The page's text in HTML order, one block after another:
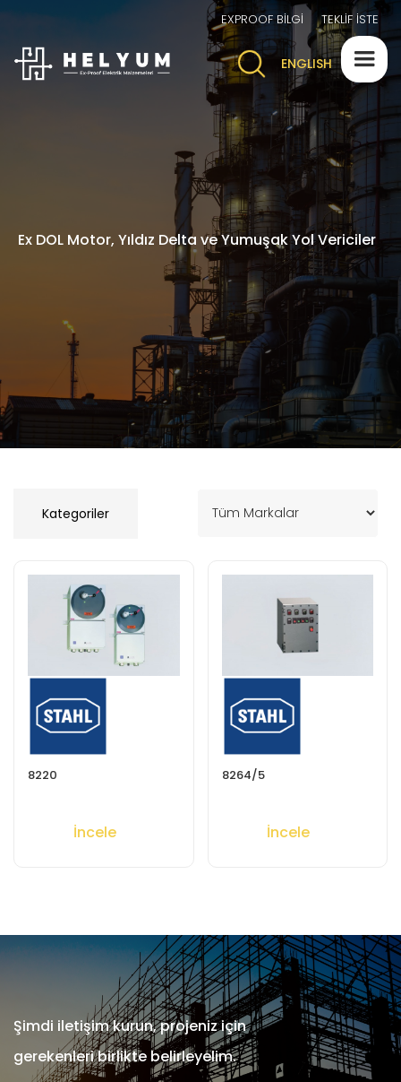
TEKLİF İSTE
EXPROOF BİLGİ
ENGLISH
Ex DOL Motor, Yıldız Delta ve Yumuşak Yol Vericiler
Kategoriler
8220
İncele
8264/5
İncele
Şimdi iletişim kurun, projeniz için
gerekenleri birlikte belirleyelim.